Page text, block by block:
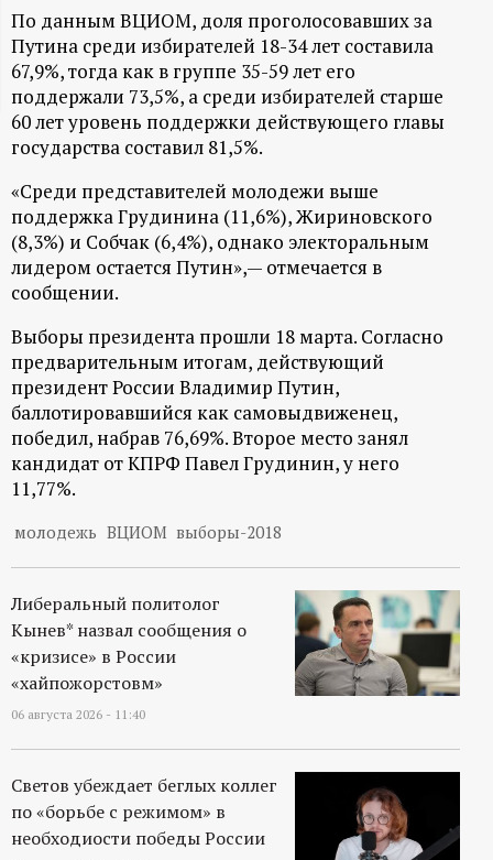
м
а
ц
и
о
н
н
ы
й
п
о
р
т
а
л
По данным ВЦИОМ, доля проголосовавших за
Путина среди избирателей 18-34 лет составила
67,9%, тогда как в группе 35-59 лет его
поддержали 73,5%, а среди избирателей старше
60 лет уровень поддержки действующего главы
государства составил 81,5%.
«Среди представителей молодежи выше
поддержка Грудинина (11,6%), Жириновского
(8,3%) и Собчак (6,4%), однако электоральным
лидером остается Путин»,— отмечается в
сообщении.
Выборы президента прошли 18 марта. Согласно
предварительным итогам, действующий
президент России Владимир Путин,
баллотировавшийся как самовыдвиженец,
победил, набрав 76,69%. Второе место занял
кандидат от КПРФ Павел Грудинин, у него
11,77%.
молодежь ВЦИОМ выборы-2018
Либеральный политолог
Кынев* назвал сообщения о
«кризисе» в России
«хайпожорстовм»
06 августа 2026 - 11:40
Светов убеждает беглых коллег
по «борьбе с режимом» в
необходиости победы России